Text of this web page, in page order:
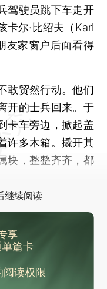
驾驶员跳下车走开
卡尔·比绍夫（Karl
友家窗户后面看得
贸然行动。他们
开的士兵回来。于
卡车旁边，掀起盖
许多木箱。撬开其
块，整整齐齐，都
继续阅读
享
篇卡
读权限